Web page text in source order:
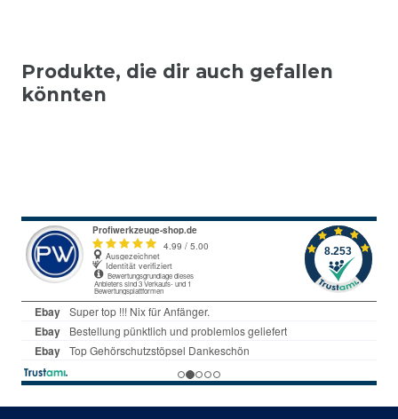
Produkte, die dir auch gefallen
könnten